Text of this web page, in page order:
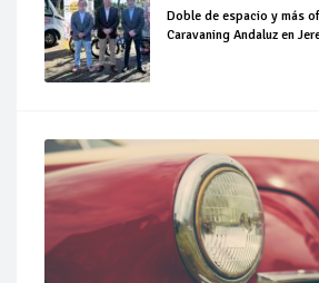
Doble de espacio y más
Caravaning Andaluz en